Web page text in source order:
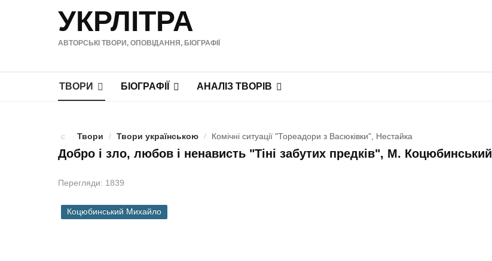
УКРЛІТРА
АВТОРСЬКІ ТВОРИ, ОПОВІДАННЯ, БІОГРАФІЇ
ТВОРИ БІОГРАФІЇ АНАЛІЗ ТВОРІВ
Твори / Твори українською / Комічні ситуації "Тореадори з Васюківки", Нестайка
Добро і зло, любов і ненависть "Тіні забутих предків", М. Коцюбинський
Перегляди: 1839
Коцюбинський Михайло